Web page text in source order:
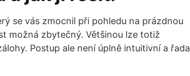
se vás zmocnil při pohledu na prázdnou
možná zbytečný. Většinou lze totiž
Postup ale není úplně intuitivní a řada